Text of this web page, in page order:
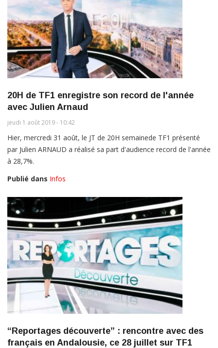
20H de TF1 enregistre son record de l'année
avec Julien Arnaud
jeudi 1 août 2019 - 10:42
Hier, mercredi 31 août, le JT de 20H semainede TF1 présenté
par Julien ARNAUD a réalisé sa part d'audience record de l'année
à 28,7%.
Publié dans Infos
“Reportages découverte” : rencontre avec des
français en Andalousie, ce 28 juillet sur TF1